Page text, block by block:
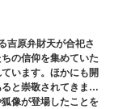
起物です。
本武尊（やまとたけ
られ、寿老人が祀ら
吉原弁財天が合祀さ
の信仰を集めていた
います。ほかにも開
と崇敬されてきまし
像が登場したことを